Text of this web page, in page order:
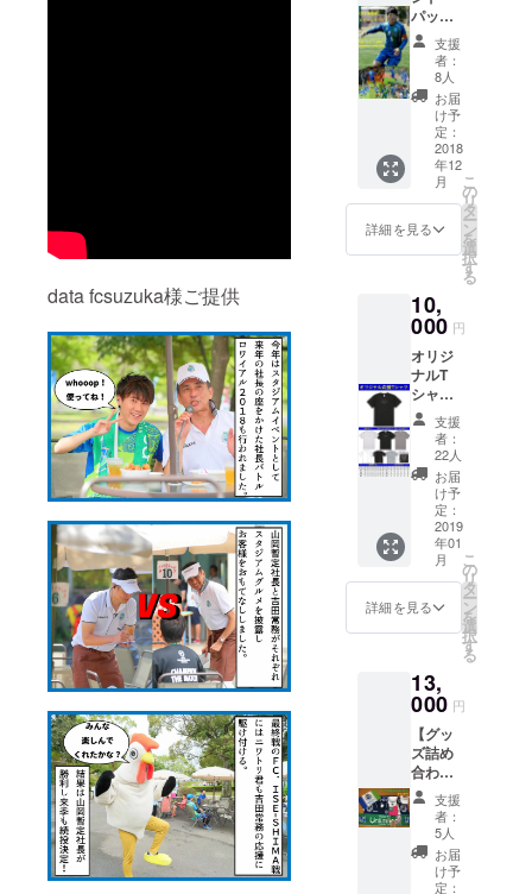
data fcsuzuka様ご提供
29日
（木）
までに
希望選
手のご
連絡が
ない場
合は、
ランダ
ムでお
送りい
たしま
ル） ※
高見選
手、中
村選手
は本デ
ザイン
に含ま
れてお
りませ
んので
ご了承
くださ
パック
チーム
在籍11
年の鈴
鹿のレ
ジェン
ド 榊親
平選手
の11年
分のユ
ニ
フォー
ムキー
ホル
個ずつ
計11個
をプレ
ゼン
ト。 ま
た鈴鹿
にチー
ムが
移って
きて10
年間の
榊選手
のプ
レー写
（DVD
にてお
ゼント
させて
頂きま
す。
支援
者：
8人
お届
け予
定：
2018
年12
月
詳細を見る
こ
の
リ
タ
ー
ン
を
選
択
す
る
10,
000 円
オリジ
ナルT
シャツ
をプレ
ゼン
ト！ 下
記2点を
お送り
させて
頂きま
す！ ①
鈴鹿ア
ンリミ
テッド
からお
礼のお
限定オ
リジナ
ルTシャ
ツ サイ
ズは、
90/100/
110/120
/130/14
0/150/1
60/S/M/
L/2L/3L
素材は
支援
者：
22人
お届
け予
定：
2019
年01
月
詳細を見る
こ
の
リ
タ
ー
ン
を
選
択
す
る
13,
000 円
【グッ
ズ詰め
合わせ
①】下
記2点を
発送さ
せて頂
きま
す。 ①
支援
者：
5人
お届
け予
定：